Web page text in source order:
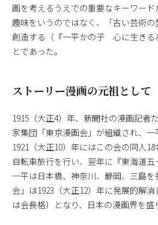
画を考えるうえでの重要なキーワー
趣味をいうのではなく、「古い芸術の
創造する（『一平かの子 心に生きる
とであった。
ストーリー漫画の元祖として
1915（大正4）年、新聞社の漫画記者
家集団「東京漫画会」が組織され、一
1921（大正10）年にはこの会の同人
自転車旅行を行い、翌年に『東海道五
一平は日本橋、神奈川、静岡、三島
会」は1923（大正12）年に発展的解
は会長格）となり、日本の漫画界を盛